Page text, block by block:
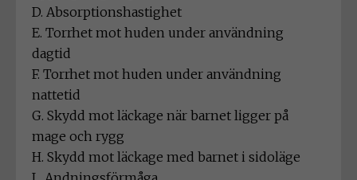
D. Absorptionshastighet
E. Torrhet mot huden under användning
dagtid
F. Torrhet mot huden under användning
nattetid
G. Skydd mot läckage när barnet ligger på
mage och rygg
H. Skydd mot läckage med barnet i sidoläge